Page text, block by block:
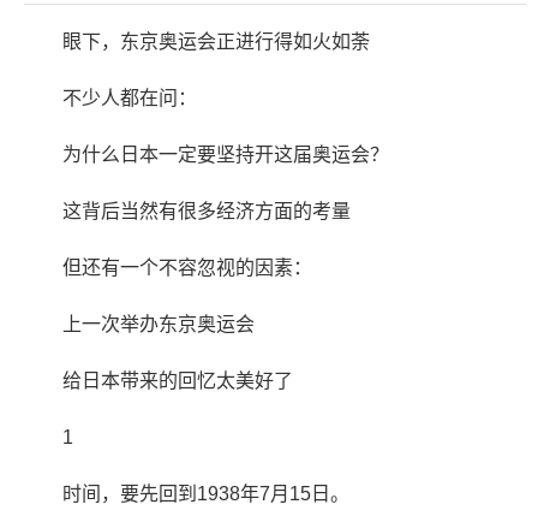
眼下，东京奥运会正进行得如火如荼
不少人都在问：
为什么日本一定要坚持开这届奥运会？
这背后当然有很多经济方面的考量
但还有一个不容忽视的因素：
上一次举办东京奥运会
给日本带来的回忆太美好了
1
时间，要先回到1938年7月15日。